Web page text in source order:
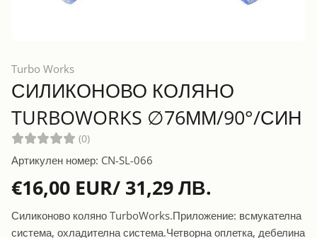
Turbo Works
СИЛИКОНОВО КОЛЯНО
TURBOWORKS ∅76ММ/90°/СИН
(0)
Артикулен номер: CN-SL-066
€16,00 EUR/ 31,29 ЛВ.
Силиконово коляно TurboWorks.Приложение: всмукателна
система, охладителна система.Четворна оплетка, дебелина